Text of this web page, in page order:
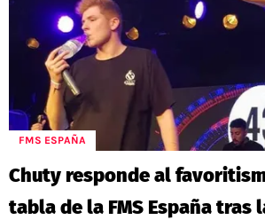
FMS ESPAÑA
Chuty responde al
tabla de la FMS España tras